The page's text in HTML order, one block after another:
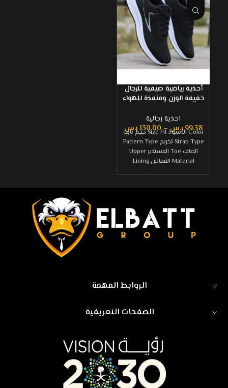
أحذية رياضية صيفية للرجال
خفيفة الوزن ومنفذة للهواء
أحذية كاجوال عصرية
متعددة الاستخدامات موديل
2024 جديد مصنوع من
شبكة مقاومة للروائح
الكريهة ، أحذية للرجال
احذية رجالية
99.38ر.س –
130.00ر.س
Color الأسود Size Fit حجم ثابت
Strap Type تخريم Pattern Type
الصاف Toe المستدير Upper
Material القماش Lining
الروابط المهمة
الصفحات التعريفية